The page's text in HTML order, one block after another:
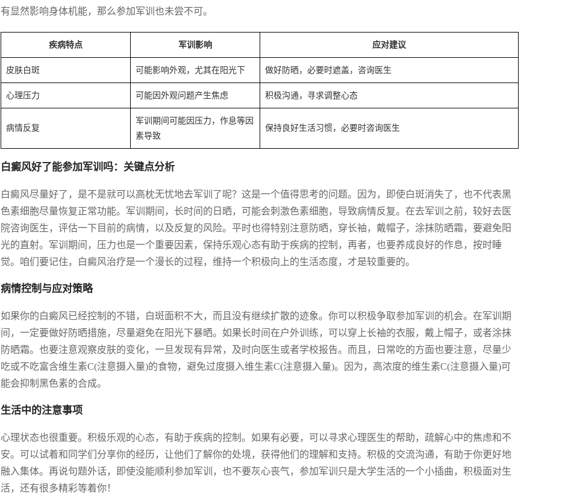
有显然影响身体机能，那么参加军训也未尝不可。
疾病特点 军训影响 应对建议
皮肤白斑 可能影响外观，尤其在阳光下 做好防晒，必要时遮盖，咨询医生
心理压力 可能因外观问题产生焦虑 积极沟通，寻求调整心态
病情反复
军训期间可能因压力，作息等因
素导致
保持良好生活习惯，必要时咨询医生
白癜风好了能参加军训吗：关键点分析
白癜风尽量好了，是不是就可以高枕无忧地去军训了呢？这是一个值得思考的问题。因为，即使白斑消失了，也不代表黑
色素细胞尽量恢复正常功能。军训期间，长时间的日晒，可能会刺激色素细胞，导致病情反复。在去军训之前，较好去医
院咨询医生，评估一下目前的病情，以及反复的风险。平时也得特别注意防晒，穿长袖，戴帽子，涂抹防晒霜，要避免阳
光的直射。军训期间，压力也是一个重要因素，保持乐观心态有助于疾病的控制，再者，也要养成良好的作息，按时睡
觉。咱们要记住，白癜风治疗是一个漫长的过程，维持一个积极向上的生活态度，才是较重要的。
病情控制与应对策略
如果你的白癜风已经控制的不错，白斑面积不大，而且没有继续扩散的迹象。你可以积极争取参加军训的机会。在军训期
间，一定要做好防晒措施，尽量避免在阳光下暴晒。如果长时间在户外训练，可以穿上长袖的衣服，戴上帽子，或者涂抹
防晒霜。也要注意观察皮肤的变化，一旦发现有异常，及时向医生或者学校报告。而且，日常吃的方面也要注意，尽量少
吃或不吃富含维生素C(注意摄入量)的食物，避免过度摄入维生素C(注意摄入量)。因为，高浓度的维生素C(注意摄入量)可
能会抑制黑色素的合成。
生活中的注意事项
心理状态也很重要。积极乐观的心态，有助于疾病的控制。如果有必要，可以寻求心理医生的帮助，疏解心中的焦虑和不
安。可以试着和同学们分享你的经历，让他们了解你的处境，获得他们的理解和支持。积极的交流沟通，有助于你更好地
融入集体。再说句题外话，即使没能顺利参加军训，也不要灰心丧气，参加军训只是大学生活的一个小插曲，积极面对生
活，还有很多精彩等着你！